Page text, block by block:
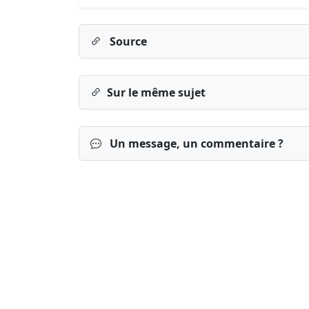
Source
Sur le même sujet
Un message, un commentaire ?